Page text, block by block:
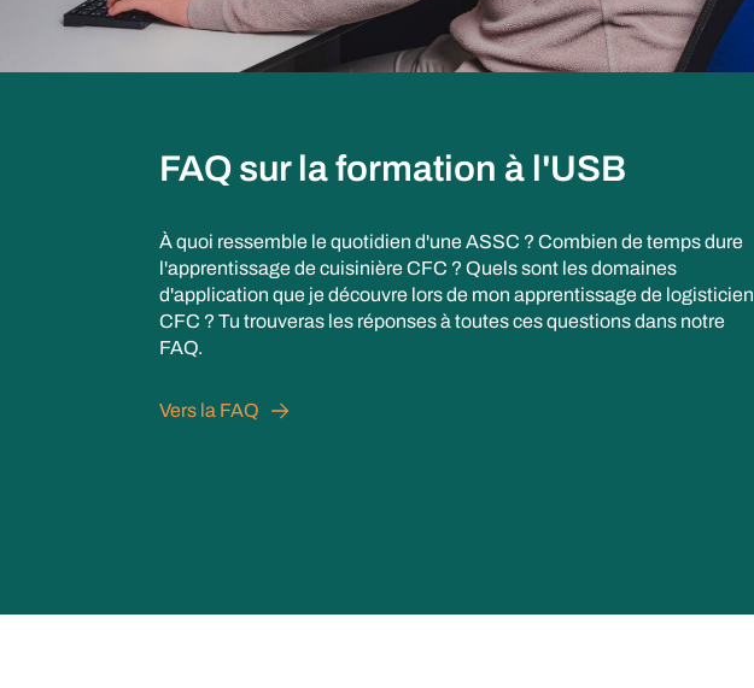
FAQ sur la formation à l'USB
À quoi ressemble le quotidien d'une ASSC ? Combien de temps dure
l'apprentissage de cuisinière CFC ? Quels sont les domaines
d'application que je découvre lors de mon apprentissage de logisticien
CFC ? Tu trouveras les réponses à toutes ces questions dans notre
FAQ.
Vers la FAQ